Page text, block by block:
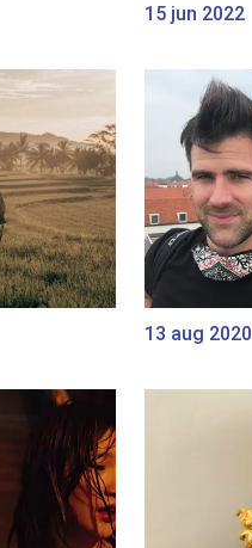
15 jun 2022
13 aug 2020